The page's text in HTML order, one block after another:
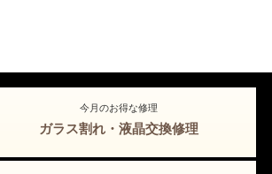
今月のお得な修理
ガラス割れ・液晶交換修理